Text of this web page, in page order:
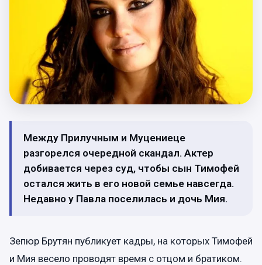
Между Прилучным и Муцениеце
разгорелся очередной скандал. Актер
добивается через суд, чтобы сын Тимофей
остался жить в его новой семье навсегда.
Недавно у Павла поселилась и дочь Мия.
Зепюр Брутян публикует кадры, на которых Тимофей
и Мия весело проводят время с отцом и братиком.